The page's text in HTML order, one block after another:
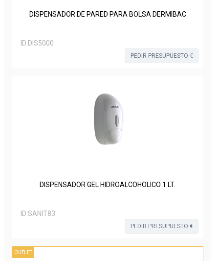
DISPENSADOR DE PARED PARA BOLSA DERMIBAC
ID:DIS5000
PEDIR PRESUPUESTO €
DISPENSADOR GEL HIDROALCOHOLICO 1 LT.
ID:SANIT83
PEDIR PRESUPUESTO €
OUTLET